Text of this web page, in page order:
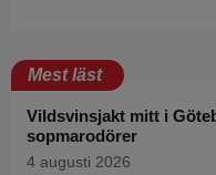
Mest läst
Vildsvinsjakt mitt i
sopmarodörer
4 augusti 2026